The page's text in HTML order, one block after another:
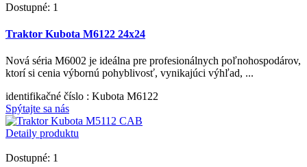
Dostupné: 1
Traktor Kubota M6122 24x24
Nová séria M6002 je ideálna pre profesionálnych poľnohospodárov,
ktorí si cenia výbornú pohyblivosť, vynikajúci výhľad, ...
identifikačné číslo : Kubota M6122
Spýtajte sa nás
Detaily produktu
Dostupné: 1